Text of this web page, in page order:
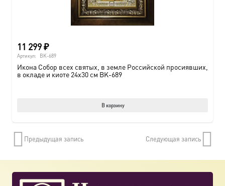
11 299₽
Артикул: BK-689
Икона Собор всех святых, в земле Российской просиявших,
в окладе и киоте 24х30 см BK-689
В корзину
Предыдущая запись Следующая запись